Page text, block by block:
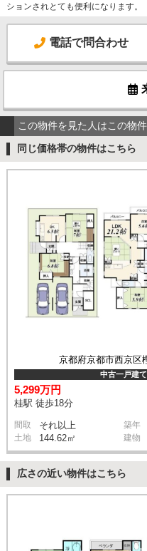
ションされとても便利になります。
電話で問合わせ
この物件を見た人はこの物
同じ価格帯の物件はこちら
京都府京都市西京区
中古一戸建て
5,299万円
桂駅 徒歩18分
間取 それ以上 築年
土地 144.62㎡ 建物
広さの近い物件はこちら